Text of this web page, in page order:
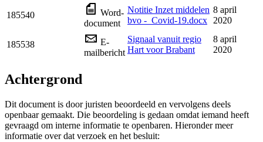
185540
Word-
document
Notitie Inzet middelen
bvo -_Covid-19.docx
8 april
2020
185538
E-
mailbericht
Signaal vanuit regio
Hart voor Brabant
8 april
2020
Achtergrond
Dit document is door juristen beoordeeld en vervolgens deels
openbaar gemaakt. Die beoordeling is gedaan omdat iemand heeft
gevraagd om interne informatie te openbaren. Hieronder meer
informatie over dat verzoek en het besluit: